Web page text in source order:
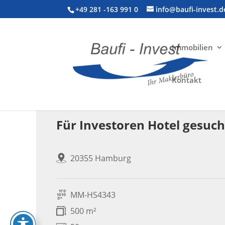
+49 281 -163 991 0 info@baufi-
Immobilien
Kontakt
Für Investoren Hotel
20355 Hamburg
MM-HS4343
500 m²